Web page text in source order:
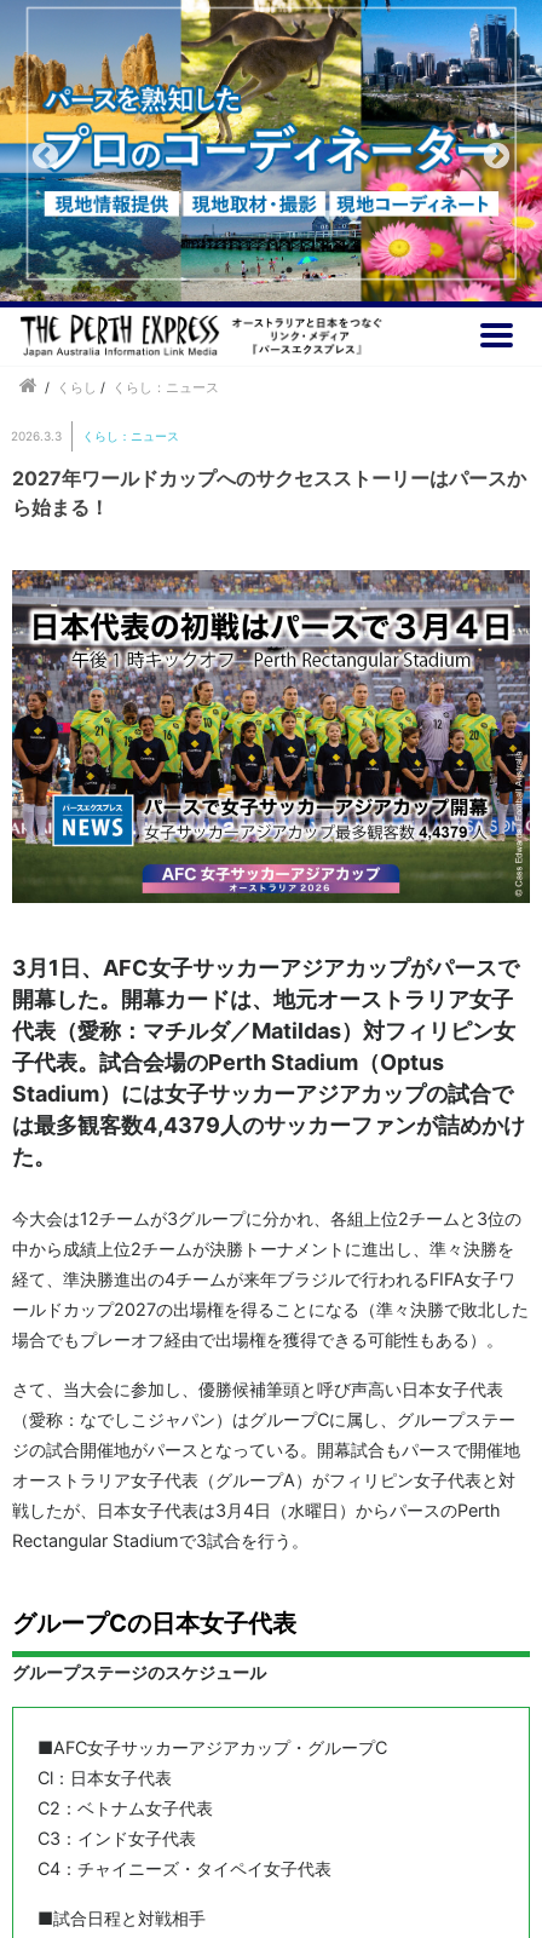
/ くらし / くらし：ニュース
2026.3.3 くらし：ニュース
2027年ワールドカップへのサクセスストーリーはパースか
ら始まる！
3月1日、AFC女子サッカーアジアカップがパースで
開幕した。開幕カードは、地元オーストラリア女子
代表（愛称：マチルダ／Matildas）対フィリピン女
子代表。試合会場のPerth Stadium（Optus
Stadium）には女子サッカーアジアカップの試合で
は最多観客数4,4379人のサッカーファンが詰めかけ
た。
今大会は12チームが3グループに分かれ、各組上位2チームと3位の
中から成績上位2チームが決勝トーナメントに進出し、準々決勝を
経て、準決勝進出の4チームが来年ブラジルで行われるFIFA女子ワ
ールドカップ2027の出場権を得ることになる（準々決勝で敗北した
場合でもプレーオフ経由で出場権を獲得できる可能性もある）。
さて、当大会に参加し、優勝候補筆頭と呼び声高い日本女子代表
（愛称：なでしこジャパン）はグループCに属し、グループステー
ジの試合開催地がパースとなっている。開幕試合もパースで開催地
オーストラリア女子代表（グループA）がフィリピン女子代表と対
戦したが、日本女子代表は3月4日（水曜日）からパースのPerth
Rectangular Stadiumで3試合を行う。
グループCの日本女子代表
グループステージのスケジュール
■AFC女子サッカーアジアカップ・グループC
Cl：日本女子代表
C2：ベトナム女子代表
C3：インド女子代表
C4：チャイニーズ・タイペイ女子代表
■試合日程と対戦相手